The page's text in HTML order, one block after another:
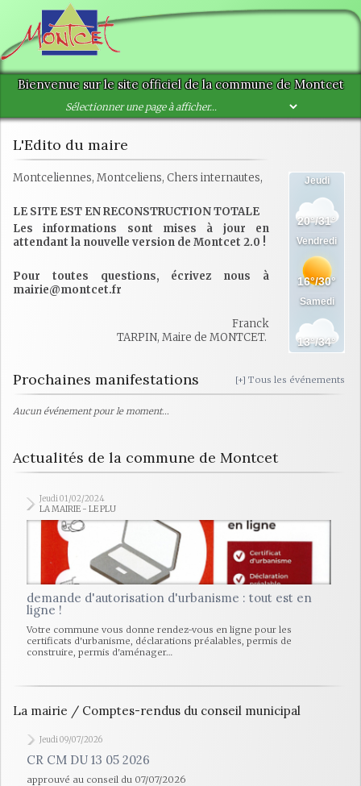
Bienvenue sur le site officiel de la commune de Montcet
L'Edito du maire
Montceliennes, Montceliens, Chers internautes,
LE SITE EST EN RECONSTRUCTION TOTALE
Les informations sont mises à jour en
attendant la nouvelle version de Montcet 2.0 !
Pour toutes questions, écrivez nous à
mairie@montcet.fr
Franck
TARPIN, Maire de MONTCET.
Prochaines manifestations [+] Tous les événements
Aucun événement pour le moment...
Actualités de la commune de Montcet
Jeudi 01/02/2024
LA MAIRIE - LE PLU
demande d'autorisation d'urbanisme : tout est en
ligne !
Votre commune vous donne rendez-vous en ligne pour les
certificats d'urbanisme, déclarations préalables, permis de
construire, permis d'aménager…
La mairie / Comptes-rendus du conseil municipal
Jeudi 09/07/2026
CR CM DU 13 05 2026
approuvé au conseil du 07/07/2026